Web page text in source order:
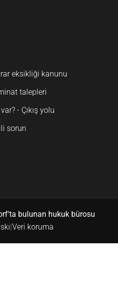
eksikliği kanunu
talepleri
- Çıkış yolu
sorun
bulunan hukuk bürosu
Veri koruma